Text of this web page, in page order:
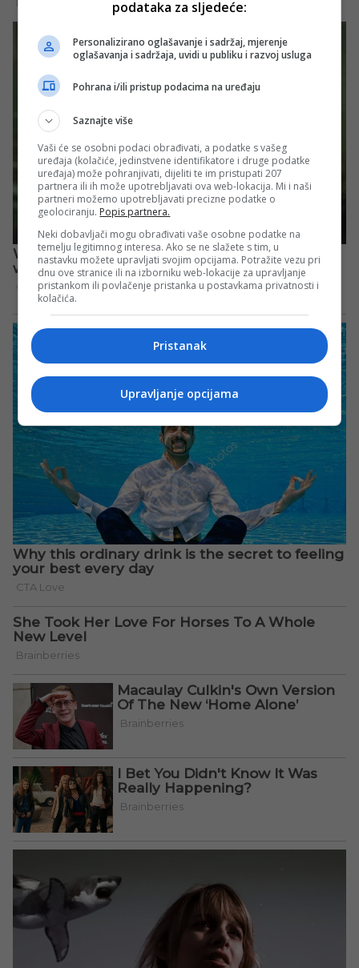
podataka za sljedeće:
Personalizirano oglašavanje i sadržaj, mjerenje
oglašavanja i sadržaja, uvidi u publiku i razvoj usluga
Pohrana i/ili pristup podacima na uređaju
Saznajte više
Vaši će se osobni podaci obrađivati, a podatke s vašeg
uređaja (kolačiće, jedinstvene identifikatore i druge podatke
uređaja) može pohranjivati, dijeliti te im pristupati 207
partnera ili ih može upotrebljavati ova web-lokacija. Mi i naši
partneri možemo upotrebljavati precizne podatke o
geolociranju. Popis partnera.
Neki dobavljači mogu obrađivati vaše osobne podatke na
temelju legitimnog interesa. Ako se ne slažete s tim, u
nastavku možete upravljati svojim opcijama. Potražite vezu pri
dnu ove stranice ili na izborniku web-lokacije za upravljanje
pristankom ili povlačenje pristanka u postavkama privatnosti i
kolačića.
Pristanak
Upravljanje opcijama